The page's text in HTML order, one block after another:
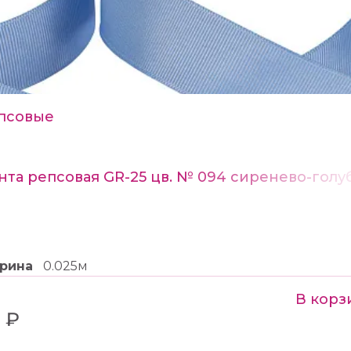
репсовая GR-25 цв. № 094 сиренево-
0.025м
₽
В